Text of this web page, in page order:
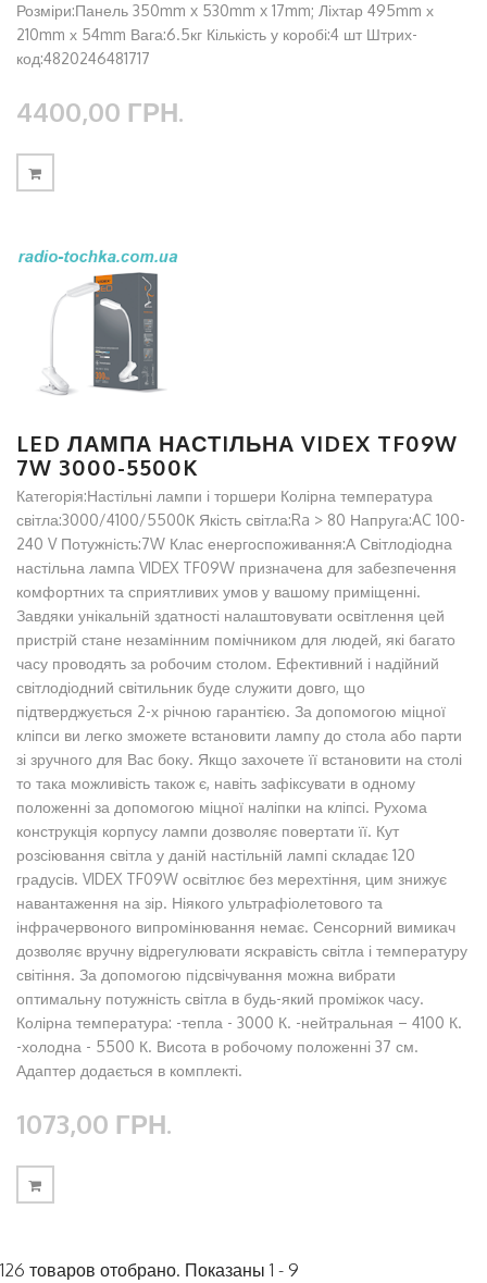
Розміри:Панель 350mm x 530mm x 17mm; Ліхтар 495mm х
210mm х 54mm Вага:6.5кг Кількість у коробі:4 шт Штрих-
код:4820246481717
4400,00 ГРН.
LED ЛАМПА НАСТIЛЬНА VIDEX TF09W
7W 3000-5500K
Категорія:Настільні лампи і торшери Колірна температура
світла:3000/4100/5500К Якість світла:Ra > 80 Напруга:AC 100-
240 V Потужність:7W Клас енергоспоживання:А Світлодіодна
настільна лампа VIDEX TF09W призначена для забезпечення
комфортних та сприятливих умов у вашому приміщенні.
Завдяки унікальній здатності налаштовувати освітлення цей
пристрій стане незамінним помічником для людей, які багато
часу проводять за робочим столом. Ефективний і надійний
світлодіодний світильник буде служити довго, що
підтверджується 2-х річною гарантією. За допомогою міцної
кліпси ви легко зможете встановити лампу до стола або парти
зі зручного для Вас боку. Якщо захочете її встановити на столі
то така можливість також є, навіть зафіксувати в одному
положенні за допомогою міцної наліпки на кліпсі. Рухома
конструкція корпусу лампи дозволяє повертати її. Кут
розсіювання світла у даній настільній лампі складає 120
градусів. VIDEX TF09W освітлює без мерехтіння, цим знижує
навантаження на зір. Ніякого ультрафіолетового та
інфрачервоного випромінювання немає. Сенсорний вимикач
дозволяє вручну відрегулювати яскравість світла і температуру
світіння. За допомогою підсвічування можна вибрати
оптимальну потужність світла в будь-який проміжок часу.
Колірна температура: -тепла - 3000 К. -нейтральная – 4100 К.
-холодна - 5500 К. Висота в робочому положенні 37 см.
Адаптер додається в комплекті.
1073,00 ГРН.
126 товаров отобрано. Показаны 1 - 9